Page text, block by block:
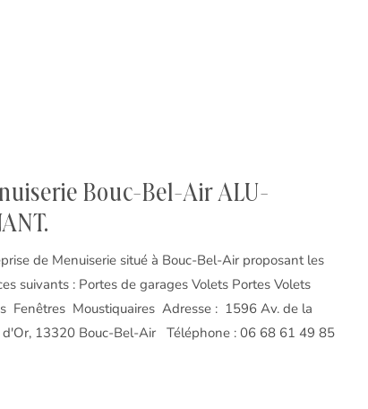
Bouc-Bel-Air ALU-
de Menuiserie situé à Bouc-Bel-Air proposant les
suivants : Portes de garages Volets Portes Volets
Fenêtres Moustiquaires Adresse : 1596 Av. de la
d'Or, 13320 Bouc-Bel-Air Téléphone : 06 68 61 49 85